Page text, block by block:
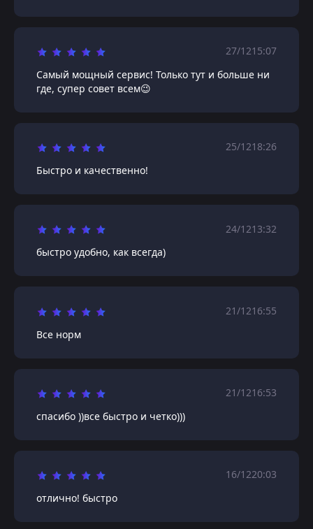
27/1215:07
Самый мощный сервис! Только тут и больше ни
где, супер совет всем😉
25/1218:26
Быстро и качественно!
24/1213:32
быстро удобно, как всегда)
21/1216:55
Все норм
21/1216:53
спасибо ))все быстро и четко)))
16/1220:03
отлично! быстро